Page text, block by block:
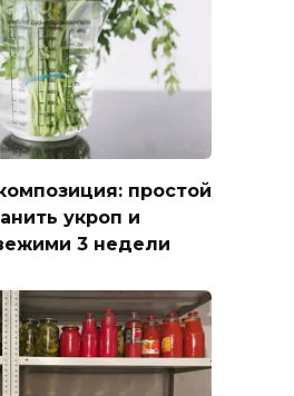
простой
укроп и
3 недели